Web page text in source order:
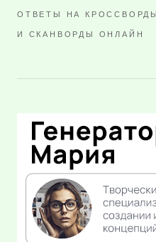
ОТВЕТЫ НА КРОССВОРДЫ
И СКАНВОРДЫ ОНЛАЙН